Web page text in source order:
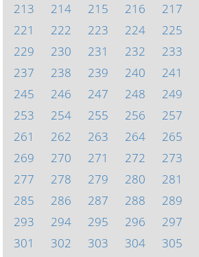
213
214 215 216 217
221
222 223 224 225
229
230 231 232 233
237
238 239 240 241
245
246 247 248 249
253
254 255 256 257
261
262 263 264 265
269
270 271 272 273
277
278 279 280 281
285
286 287 288 289
293
294 295 296 297
301
302 303 304 305